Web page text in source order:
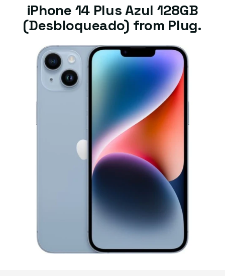
iPhone 14 Plus Azul 128GB
(Desbloqueado) from Plug.